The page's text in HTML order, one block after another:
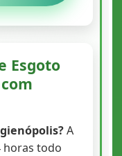
Esgoto
A
horas todo